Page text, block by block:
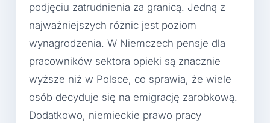
podjęciu zatrudnienia za granicą. Jedną z
najważniejszych różnic jest poziom
wynagrodzenia. W Niemczech pensje dla
pracowników sektora opieki są znacznie
wyższe niż w Polsce, co sprawia, że wiele
osób decyduje się na emigrację zarobkową.
Dodatkowo, niemieckie prawo pracy